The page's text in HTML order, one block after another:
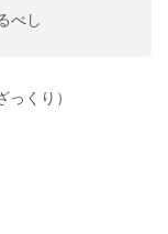
べし
くり）